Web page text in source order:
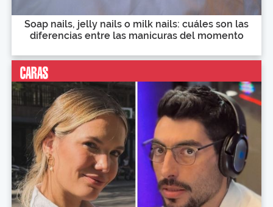
Soap nails, jelly nails o milk nails: cuáles son las
diferencias entre las manicuras del momento